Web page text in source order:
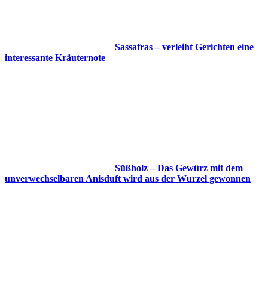
Sassafras – verleiht Gerichten eine
interessante Kräuternote
Süßholz – Das Gewürz mit dem
unverwechselbaren Anisduft wird aus der Wurzel gewonnen